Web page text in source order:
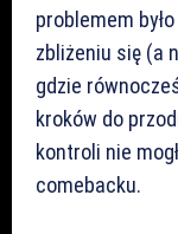
problemem
zbliżeniu się (a
gdzie
kroków do
kontroli nie
comebacku.